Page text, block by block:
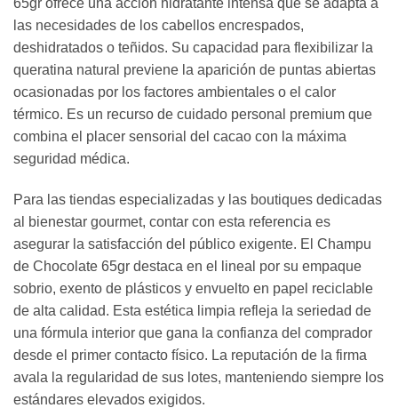
65gr ofrece una acción hidratante intensa que se adapta a
las necesidades de los cabellos encrespados,
deshidratados o teñidos. Su capacidad para flexibilizar la
queratina natural previene la aparición de puntas abiertas
ocasionadas por los factores ambientales o el calor
térmico. Es un recurso de cuidado personal premium que
combina el placer sensorial del cacao con la máxima
seguridad médica.
Para las tiendas especializadas y las boutiques dedicadas
al bienestar gourmet, contar con esta referencia es
asegurar la satisfacción del público exigente. El Champu
de Chocolate 65gr destaca en el lineal por su empaque
sobrio, exento de plásticos y envuelto en papel reciclable
de alta calidad. Esta estética limpia refleja la seriedad de
una fórmula interior que gana la confianza del comprador
desde el primer contacto físico. La reputación de la firma
avala la regularidad de sus lotes, manteniendo siempre los
estándares elevados exigidos.